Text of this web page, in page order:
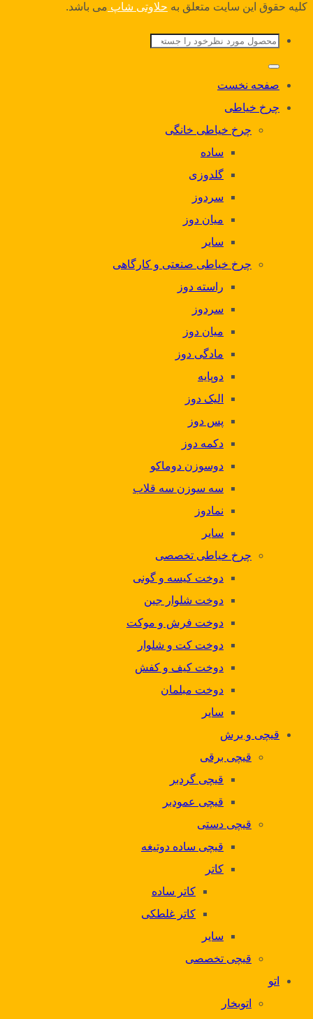
کلیه حقوق این سایت متعلق به حلاوتی شاپ می باشد.
جستجو
برای:
صفحه نخست
چرخ خیاطی
چرخ خیاطی خانگی
ساده
گلدوزی
سردوز
میان دوز
سایر
چرخ خیاطی صنعتی و کارگاهی
راسته دوز
سردوز
میان دوز
مادگی دوز
دوپایه
الیک دوز
پس دوز
دکمه دوز
دوسوزن دوماکو
سه سوزن سه قلاب
نمادوز
سایر
چرخ خیاطی تخصصی
دوخت کیسه و گونی
دوخت شلوار جین
دوخت فرش و موکت
دوخت کت و شلوار
دوخت کیف و کفش
دوخت مبلمان
سایر
قیچی و برش
قیچی برقی
قیچی گردبر
قیچی عمودبر
قیچی دستی
قیچی ساده دوتیغه
کاتر
کاتر ساده
کاتر غلطکی
سایر
قیچی تخصصی
اتو
اتوبخار